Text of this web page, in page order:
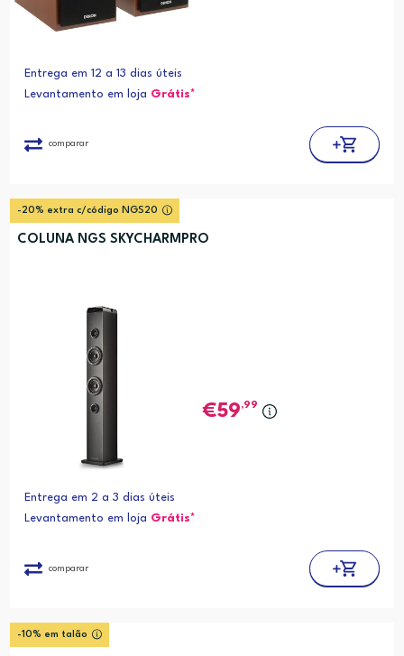
Entrega em 12 a 13 dias úteis
Levantamento em loja Grátis*
comparar
-20% extra c/código NGS20
COLUNA NGS SKYCHARMPRO
59,99
Entrega em 2 a 3 dias úteis
Levantamento em loja Grátis*
comparar
-10% em talão